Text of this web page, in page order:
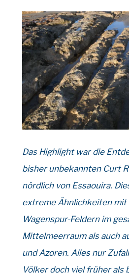
Das Highlight war die
bisher unbekannten Curt
nördlich von Essaouira.
extreme Ähnlichkeiten mit
Wagenspur-Feldern im
Mittelmeerraum als auch
und Azoren. Alles nur
Völker doch viel früher als